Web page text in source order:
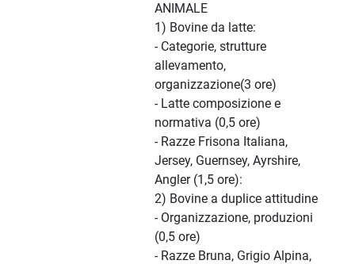
ANIMALE
1) Bovine da latte:
- Categorie, strutture
allevamento,
organizzazione(3 ore)
- Latte composizione e
normativa (0,5 ore)
- Razze Frisona Italiana,
Jersey, Guernsey, Ayrshire,
Angler (1,5 ore):
2) Bovine a duplice attitudine
- Organizzazione, produzioni
(0,5 ore)
- Razze Bruna, Grigio Alpina,